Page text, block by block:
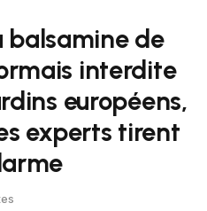
balsamine de
interdite
européens,
experts tirent